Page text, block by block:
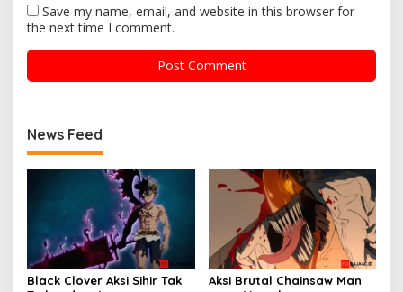
Save my name, email, and website in this browser for
the next time I comment.
News Feed
Black Clover Aksi Sihir Tak
Aksi Brutal Chainsaw Man